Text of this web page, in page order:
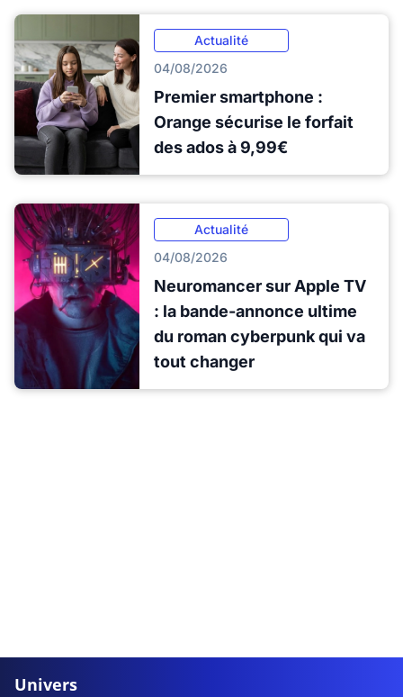
Actualité
04/08/2026
Premier smartphone :
Orange sécurise le forfait
des ados à 9,99€
Actualité
04/08/2026
Neuromancer sur Apple TV
: la bande-annonce ultime
du roman cyberpunk qui va
tout changer
Univers